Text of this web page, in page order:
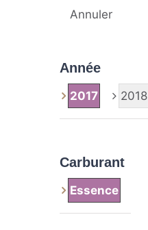
Annuler
Année
2017 2018
Carburant
Essence